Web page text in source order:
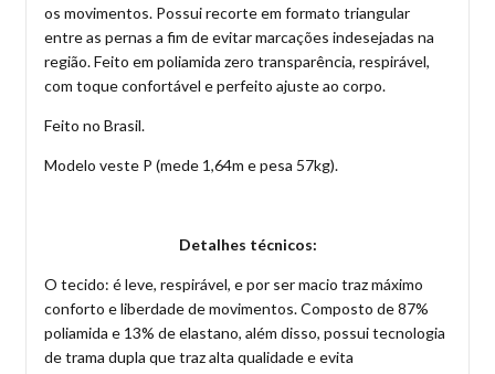
os movimentos. Possui recorte em formato triangular
entre as pernas a fim de evitar marcações indesejadas na
região. Feito em poliamida zero transparência, respirável,
com toque confortável e perfeito ajuste ao corpo.
Feito no Brasil.
Modelo veste P (mede 1,64m e pesa 57kg).
Detalhes técnicos:
O tecido: é leve, respirável, e por ser macio traz máximo
conforto e liberdade de movimentos. Composto de 87%
poliamida e 13% de elastano, além disso, possui tecnologia
de trama dupla que traz alta qualidade e evita